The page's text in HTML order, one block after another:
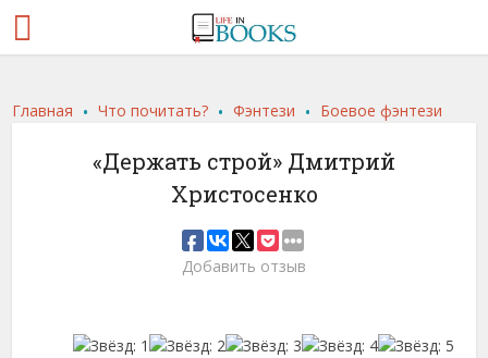
Главная .Что почитать? .Фэнтези . Боевое фэнтези
«Держать строй» Дмитрий
Христосенко
Добавить отзыв